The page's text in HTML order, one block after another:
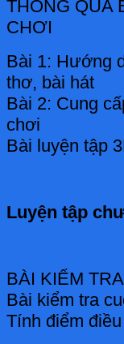
THÔNG QUA
CHƠI
Bài 1: Hướng
thơ, bài hát
Bài 2: Cung
chơi
Bài luyện tập
Luyện tập
BÀI KIỂM
Bài kiểm tra
Tính điểm